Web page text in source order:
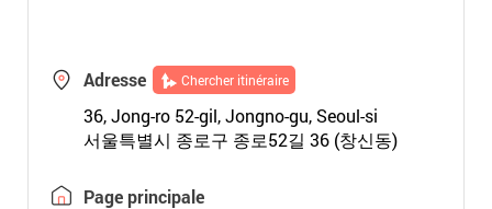
Adresse Chercher itinéraire
36, Jong-ro 52-gil, Jongno-gu, Seoul-si
서울특별시 종로구 종로52길 36 (창신동)
Page principale